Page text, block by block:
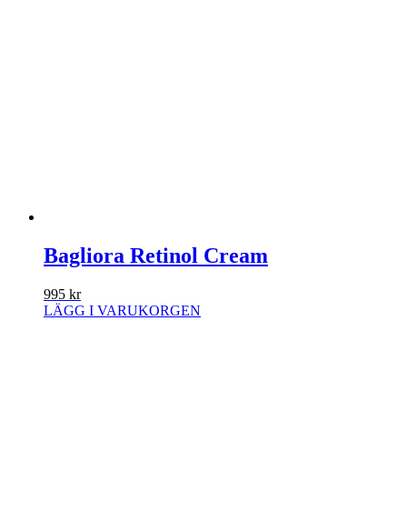
Bagliora Retinol Cream
995 kr
LÄGG I VARUKORGEN